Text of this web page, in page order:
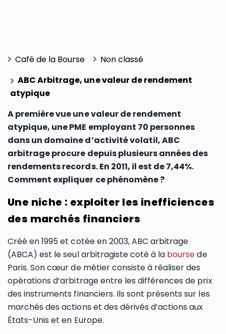
Café de la Bourse
Non classé
ABC Arbitrage, une valeur de rendement
atypique
A première vue une valeur de rendement
atypique, une PME employant 70 personnes
dans un domaine d’activité volatil, ABC
arbitrage procure depuis plusieurs années des
rendements records. En 2011, il est de 7,44%.
Comment expliquer ce phénomène ?
Une niche : exploiter les inefficiences
des marchés financiers
Créé en 1995 et cotée en 2003, ABC arbitrage
(ABCA) est le seul arbitragiste coté à la boursede
Paris. Son cœur de métier consiste à réaliser des
opérations d’arbitrage entre les différences de prix
des instruments financiers. Ils sont présents sur les
marchés des actions et des dérivés d’actions aux
États-Unis et en Europe.